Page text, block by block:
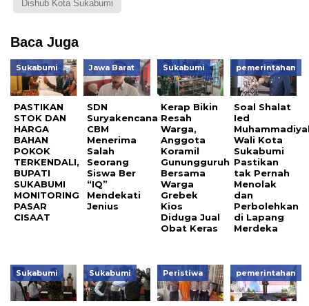
Dishub Kota Sukabumi
Baca Juga
Sukabumi
PASTIKAN
STOK DAN
HARGA
BAHAN
POKOK
TERKENDALI,
BUPATI
SUKABUMI
MONITORING
PASAR
CISAAT
Jawa Barat
SDN
Suryakencana
CBM
Menerima
Salah
Seorang
Siswa Ber
“IQ”
Mendekati
Jenius
Sukabumi
Kerap Bikin
Resah
Warga,
Anggota
Koramil
Gunungguruh
Bersama
Warga
Grebek
Kios
Diduga Jual
Obat Keras
pemerintahan
Soal Shalat
Ied
Wali Kota
Sukabumi
Pastikan
tak Pernah
Menolak
dan
Perbolehkan
di Lapang
Merdeka
Sukabumi Sukabumi Peristiwa pemerintahan